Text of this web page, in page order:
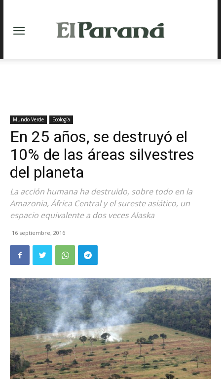
Mundo Verde Ecología
En 25 años, se destruyó el
10% de las áreas silvestres
del planeta
La acción humana ha destruido, sobre todo en la
Amazonia, África Central y el sureste asiático, un
espacio equivalente a dos veces Alaska
16 septiembre, 2016